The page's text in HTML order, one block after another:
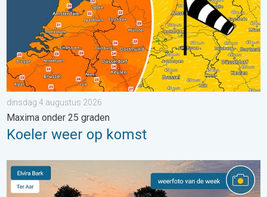
dinsdag 4 augustus 2026
Maxima onder 25 graden
Koeler weer op komst
De weerfoto van de week. Weer&Radar uploader. . . zaterdag